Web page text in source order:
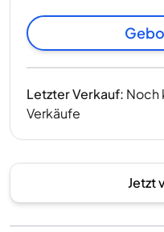
Letzter Verkauf: Noch
Verkäufe
Jetzt